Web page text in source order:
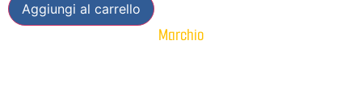
Aggiungi al carrello
Marchio